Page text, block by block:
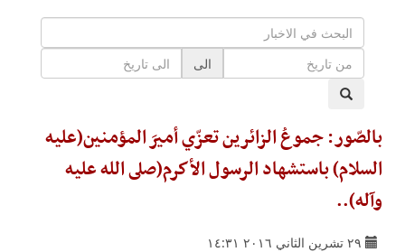
الى
بالصّور: جموعُ الزائرين تعزّي أميرَ المؤمنين(عليه
السلام) باستشهاد الرسول الأكرم(صلى الله عليه
وآله)..
٢٩ تشرين الثاني ٢٠١٦ ١٤:٣١